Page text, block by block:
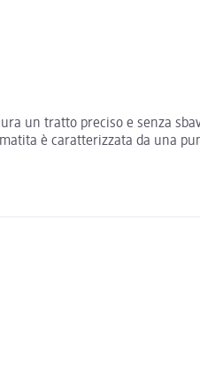
un tratto preciso e senza
è caratterizzata da una